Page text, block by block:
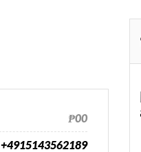
₱00
+4915143562189